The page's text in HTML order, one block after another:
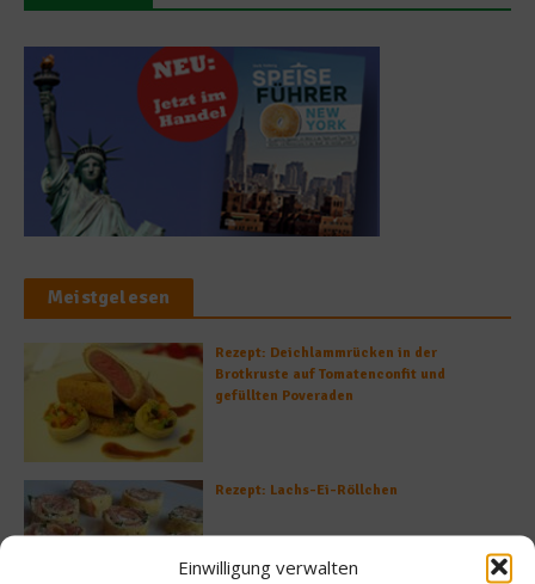
Einwilligung verwalten
Meistgelesen
Rezept: Deichlammrücken in der
Brotkruste auf Tomatenconfit und
gefüllten Poveraden
Rezept: Lachs-Ei-Röllchen